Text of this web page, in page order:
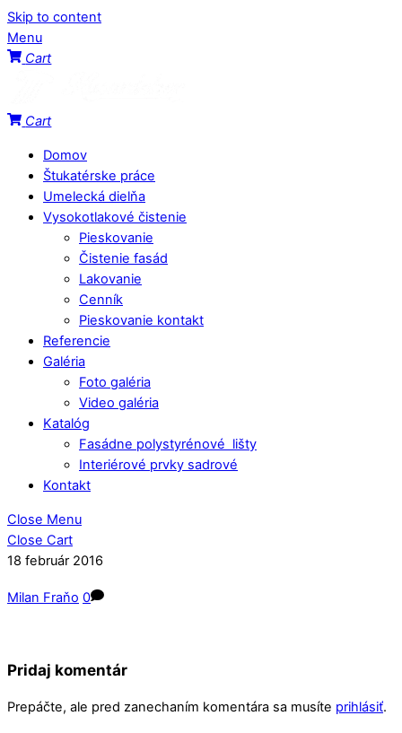
Skip to content
Menu
Cart
Cart
Domov
Štukatérske práce
Umelecká dielňa
Vysokotlakové čistenie
Pieskovanie
Čistenie fasád
Lakovanie
Cenník
Pieskovanie kontakt
Referencie
Galéria
Foto galéria
Video galéria
Katalóg
Fasádne polystyrénové lišty
Interiérové prvky sadrové
Kontakt
Close Menu
Close Cart
18 február 2016
Milan Fraňo 0
Pridaj komentár
Prepáčte, ale pred zanechaním komentára sa musíte prihlásiť.